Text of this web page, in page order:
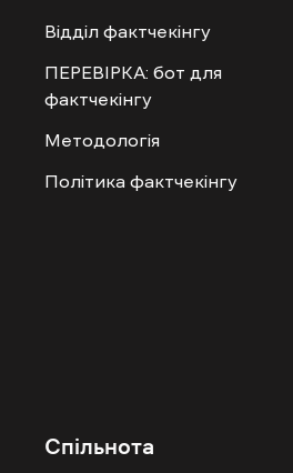
Відділ фактчекінгу
ПЕРЕВІРКА: бот для
фактчекінгу
Методологія
Політика фактчекінгу
Спільнота